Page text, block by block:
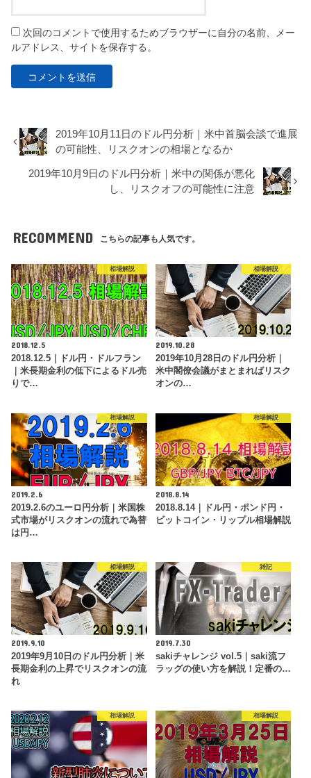
次回のコメントで使用するためブラウザーに自分の名前、メー
ルアドレス、サイトを保存する。
2019年10月11日のドル円分析｜米中首脳会談で進展
の可能性、リスクオンの相場となるか
2019年10月9日のドル円分析｜米中の関係が悪化
し、リスクオフの可能性に注意
RECOMMEND こちらの記事も人気です。
相場解説
2018.12.5
2018.12.5｜ドル円・ドルフラン
｜米長期金利の低下によるドル売
りで…
相場解説
2019.10.28
2019年10月28日のドル円分析｜
米中閣僚会議がまとまればリスク
オンの…
相場解説
2019.2.6
2019.2.6のユーロ円分析｜米国株
式市場がリスクオンの流れで為替
は円…
相場解説
2018.8.14
2018.8.14｜ドル円・ポンド円・
ビットコイン・リップル相場解説
相場解説
2019.9.10
2019年9月10日のドル円分析｜米
長期金利の上昇でリスクオンの流
れ
雑記
2019.7.30
sakiチャレンジ vol.5｜saki流フ
ラッグの使い方を解説！定番の…
相場解説 相場解説